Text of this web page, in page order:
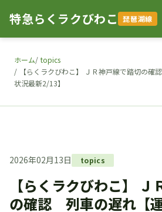
特急らくラクびわこ 琵琶湖線
ホーム topics
【らくラクびわこ】 ＪＲ神戸線で踏切の
状況最新2/13】
2026年02月13日 topics
【らくラクびわこ】
の確認 列車の遅れ【